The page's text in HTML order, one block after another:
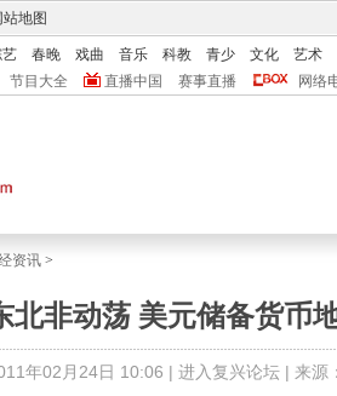
站地图
春晚 戏曲 音乐 科教 青少 文化
艺术
节目大全 直播中国 赛事直播 网络
资讯 >
北非动荡 美元储备货币
年02月24日 10:06 | 进入复兴论坛 | 来源